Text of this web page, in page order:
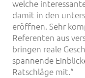
welche
damit in den
eröffnen. Sehr
Referenten aus
bringen reale
spannende
Ratschläge mit.“